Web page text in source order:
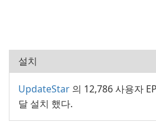
설치
UpdateStar 의 12,786 사용자
달 설치 했다.